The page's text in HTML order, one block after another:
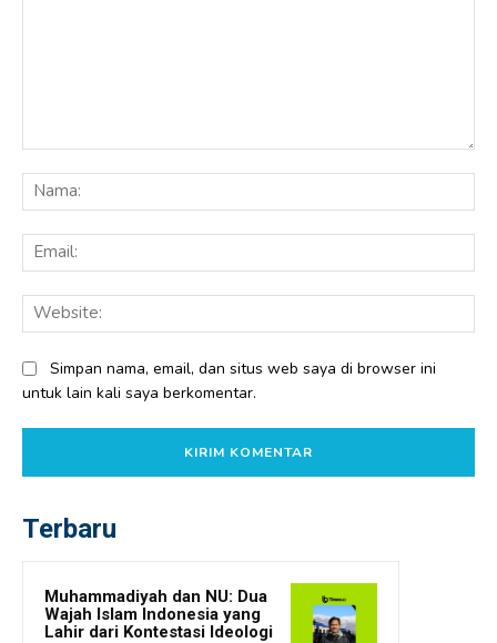
Simpan nama, email, dan situs web saya di browser ini
untuk lain kali saya berkomentar.
Terbaru
Muhammadiyah dan NU: Dua
Wajah Islam Indonesia yang
Lahir dari Kontestasi Ideologi